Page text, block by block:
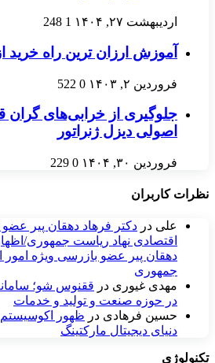
اردیبهشت ۲۷, ۱۴۰۴ 1
248
آموزش ارزان ترین راه خرید
فروردین ۲, ۱۴۰۳ 0
522
جلوگیری از خرابی‌های گران
اصولی دیزل ژنراتور
فروردین ۳۰, ۱۴۰۴ 0
229
نظرات کاربران
علی در دکتر فرهاد دهقان پیر عضو
اقتصادی نهاد رياست جمهوری/
دهقان پیر عضو بازرسی ویژه امور
جمهوری
مهدی غیوری در ققنوس شو؛
در حوزه صنعت و تولید و خدمات
حسین فرهادی در ظهور اکوسیستم
دنیای دیجیتال مارکتینگ
تکنولوژی